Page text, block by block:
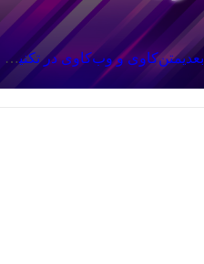
بعدیمتن‌کاوی و وب‌کاوی در تکنیک‌های و تکنولوژی‎‌های BI